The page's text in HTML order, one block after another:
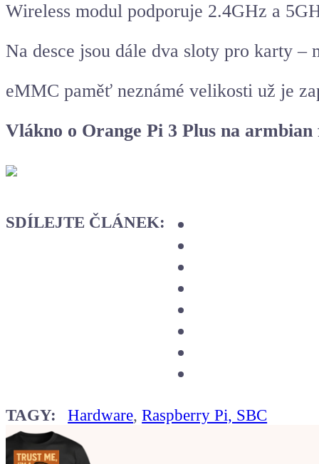
Wireless modul podporuje 2.4GHz a
Na desce jsou dále dva sloty pro karty –
eMMC paměť neznámé velikosti už je
Vlákno o Orange Pi 3 Plus na
SDÍLEJTE ČLÁNEK:
TAGY: Hardware,Raspberry Pi, SBC